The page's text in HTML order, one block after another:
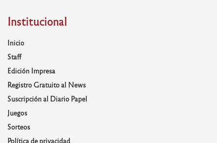
Institucional
Inicio
Staff
Edición Impresa
Registro Gratuito al News
Suscripción al Diario Papel
Juegos
Sorteos
Política de privacidad